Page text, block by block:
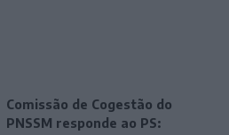
Comissão de Cogestão do
PNSSM responde ao PS: